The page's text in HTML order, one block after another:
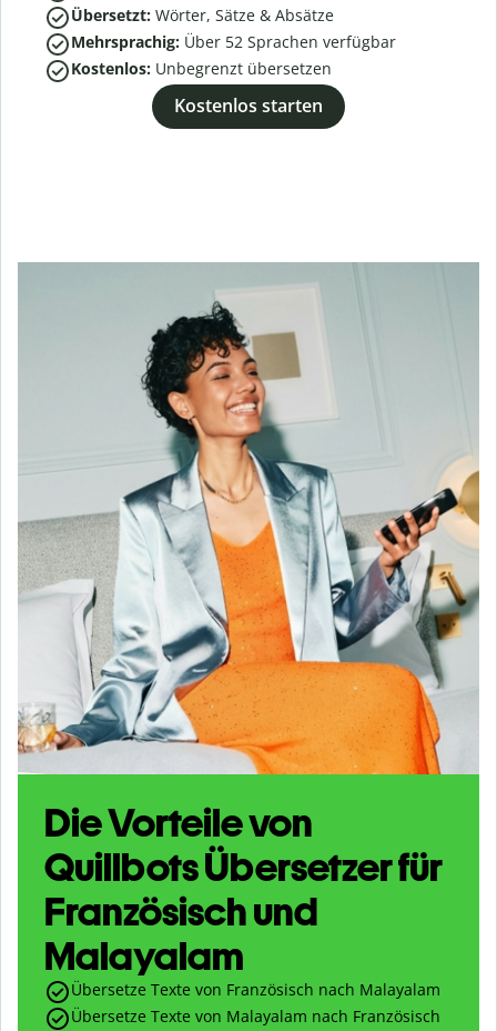
Übersetzt: Wörter, Sätze & Absätze
Mehrsprachig: Über 52 Sprachen verfügbar
Kostenlos: Unbegrenzt übersetzen
Kostenlos starten
Die Vorteile von
Quillbots Übersetzer für
Französisch und
Malayalam
Übersetze Texte von Französisch nach Malayalam
Übersetze Texte von Malayalam nach Französisch